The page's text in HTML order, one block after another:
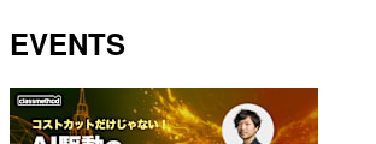
EVENTS